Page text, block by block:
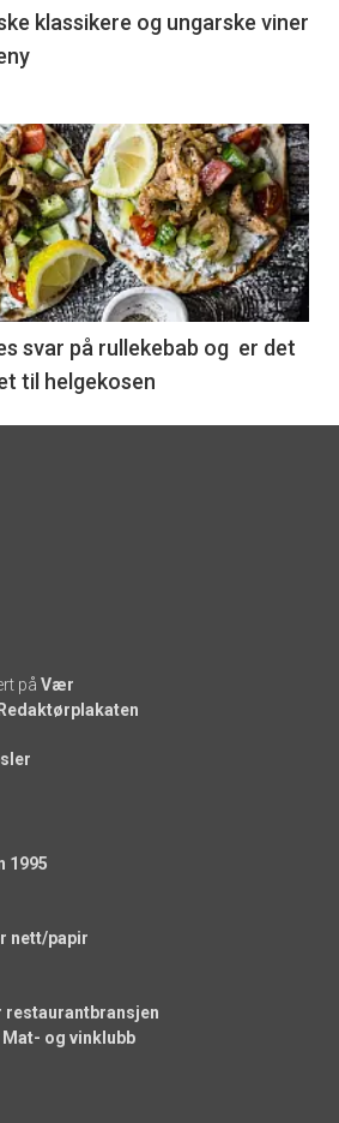
klassikere og ungarske viner
svar på rullekebab og er det
til helgekosen
på Vær
Redaktørplakaten
1995
nett/papir
restaurantbransjen
og vinklubb